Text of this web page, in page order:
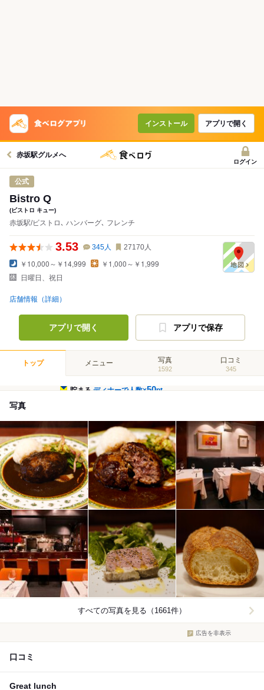
インストール アプリで開く
赤坂駅グルメへ
ログイン
公式
Bistro Q
(ビストロ キュー)
赤坂駅/ビストロ､ ハンバーグ､ フレンチ
3.53 345人 27170人
￥10,000～￥14,999
￥1,000～￥1,999
日曜日、祝日
店舗情報（詳細）
アプリで開く アプリで保存
トップ メニュー 写真
1592
口コミ
345
貯まるディナーで人数×50pt
写真
すべての写真を見る（1661件）
広告を非表示
口コミ
Great lunch